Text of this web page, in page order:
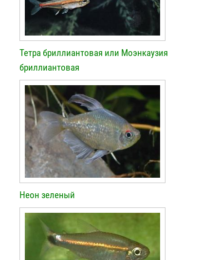
Тетра бриллиантовая или Моэнкаузия
бриллиантовая
Неон зеленый